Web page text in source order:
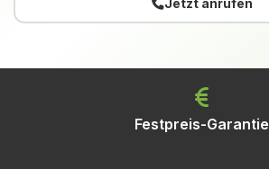
Jetzt anrufen
Festpreis-Garantie